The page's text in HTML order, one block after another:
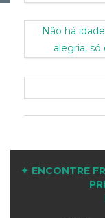
Não há
alegria, só
✦ ENCONTRE